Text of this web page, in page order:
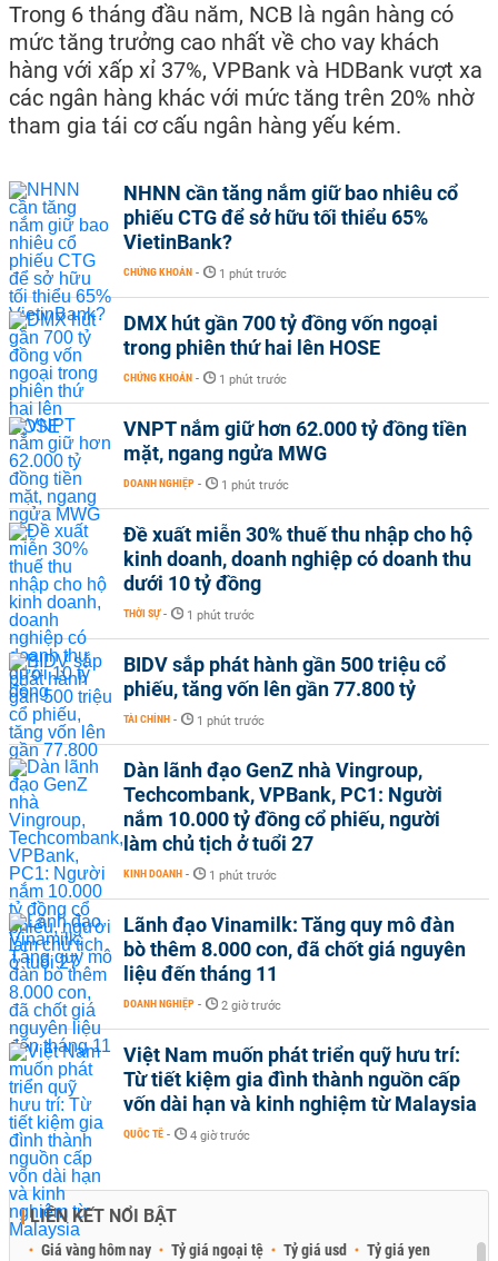
Trong 6 tháng đầu năm, NCB là ngân hàng có
mức tăng trưởng cao nhất về cho vay khách
hàng với xấp xỉ 37%, VPBank và HDBank vượt xa
các ngân hàng khác với mức tăng trên 20% nhờ
tham gia tái cơ cấu ngân hàng yếu kém.
NHNN cần tăng nắm giữ bao nhiêu cổ
phiếu CTG để sở hữu tối thiểu 65%
VietinBank?
CHỨNG KHOÁN - 1 phút trước
DMX hút gần 700 tỷ đồng vốn ngoại
trong phiên thứ hai lên HOSE
CHỨNG KHOÁN - 1 phút trước
VNPT nắm giữ hơn 62.000 tỷ đồng tiền
mặt, ngang ngửa MWG
DOANH NGHIỆP - 1 phút trước
Đề xuất miễn 30% thuế thu nhập cho hộ
kinh doanh, doanh nghiệp có doanh thu
dưới 10 tỷ đồng
THỜI SỰ - 1 phút trước
BIDV sắp phát hành gần 500 triệu cổ
phiếu, tăng vốn lên gần 77.800 tỷ
TÀI CHÍNH - 1 phút trước
Dàn lãnh đạo GenZ nhà Vingroup,
Techcombank, VPBank, PC1: Người
nắm 10.000 tỷ đồng cổ phiếu, người
làm chủ tịch ở tuổi 27
KINH DOANH - 1 phút trước
Lãnh đạo Vinamilk: Tăng quy mô đàn
bò thêm 8.000 con, đã chốt giá nguyên
liệu đến tháng 11
DOANH NGHIỆP - 2 giờ trước
Việt Nam muốn phát triển quỹ hưu trí:
Từ tiết kiệm gia đình thành nguồn cấp
vốn dài hạn và kinh nghiệm từ Malaysia
QUỐC TẾ - 4 giờ trước
LIÊN KẾT NỔI BẬT
Giá vàng hôm nay Tỷ giá ngoại tệ Tỷ giá usd Tỷ giá yen